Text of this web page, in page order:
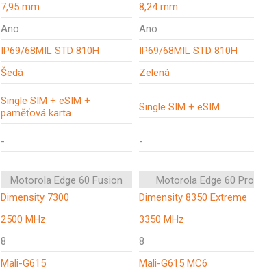
7,95 mm
8,24 mm
Ano
Ano
IP69/68MIL STD 810H
IP69/68MIL STD 810H
Šedá Zelená
Single SIM + eSIM +
paměťová karta
Single SIM + eSIM
- -
Motorola Edge 60 Fusion
Motorola Edge 60 Pro
Dimensity 7300
Dimensity 8350 Extreme
2500 MHz
3350 MHz
8
8
Mali-G615
Mali-G615 MC6